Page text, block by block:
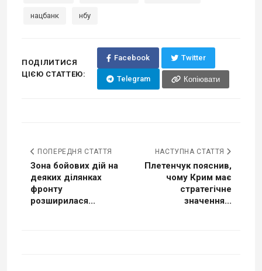
нацбанк нбу
ПОДІЛИТИСЯ
ЦІЄЮ СТАТТЕЮ:
Facebook Twitter
Telegram Копіювати
ПОПЕРЕДНЯ СТАТТЯ
Зона бойових дій на
деяких ділянках
фронту
розширилася...
НАСТУПНА СТАТТЯ
Плетенчук пояснив,
чому Крим має
стратегічне
значення...